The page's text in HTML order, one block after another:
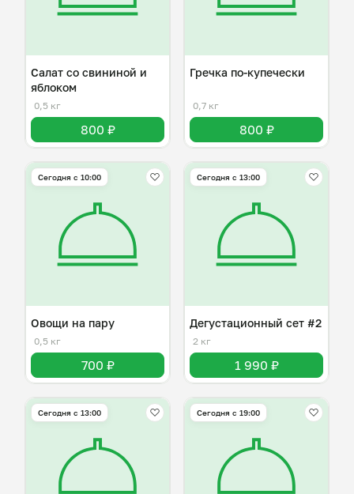
Салат со свининой и
яблоком
0,5 кг
800 ₽
Гречка по-купечески
0,7 кг
800 ₽
Сегодня с 10:00
Овощи на пару
0,5 кг
700 ₽
Сегодня с 13:00
Дегустационный сет #2
2 кг
1 990 ₽
Сегодня с 13:00 Сегодня с 19:00